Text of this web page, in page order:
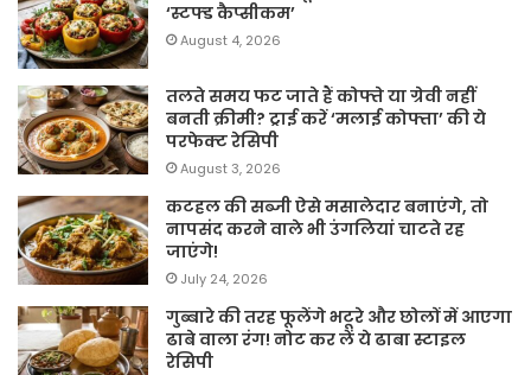
‘स्टफ्ड कैप्सीकम’
August 4, 2026
तलते समय फट जाते हैं कोफ्ते या ग्रेवी नहीं
बनती क्रीमी? ट्राई करें ‘मलाई कोफ्ता’ की ये
परफेक्ट रेसिपी
August 3, 2026
कटहल की सब्जी ऐसे मसालेदार बनाएंगे, तो
नापसंद करने वाले भी उंगलियां चाटते रह
जाएंगे!
July 24, 2026
गुब्बारे की तरह फूलेंगे भटूरे और छोलों में आएगा
ढाबे वाला रंग! नोट कर लें ये ढाबा स्टाइल
रेसिपी